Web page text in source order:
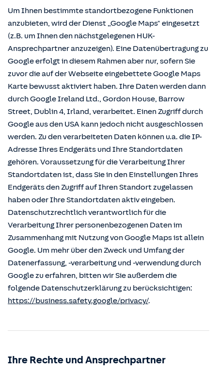
Um Ihnen bestimmte standortbezogene Funktionen
anzubieten, wird der Dienst „Google Maps" eingesetzt
(z.B. um Ihnen den nächstgelegenen HUK-
Ansprechpartner anzuzeigen). Eine Datenübertragung zu
Google erfolgt in diesem Rahmen aber nur, sofern Sie
zuvor die auf der Webseite eingebettete Google Maps
Karte bewusst aktiviert haben. Ihre Daten werden dann
durch Google Ireland Ltd., Gordon House, Barrow
Street, Dublin 4, Irland, verarbeitet. Einen Zugriff durch
Google aus den USA kann jedoch nicht ausgeschlossen
werden. Zu den verarbeiteten Daten können u.a. die IP-
Adresse Ihres Endgeräts und Ihre Standortdaten
gehören. Voraussetzung für die Verarbeitung Ihrer
Standortdaten ist, dass Sie in den Einstellungen Ihres
Endgeräts den Zugriff auf Ihren Standort zugelassen
haben oder Ihre Standortdaten aktiv eingeben.
Datenschutzrechtlich verantwortlich für die
Verarbeitung Ihrer personenbezogenen Daten im
Zusammenhang mit Nutzung von Google Maps ist allein
Google. Um mehr über den Zweck und Umfang der
Datenerfassung, -verarbeitung und -verwendung durch
Google zu erfahren, bitten wir Sie außerdem die
folgende Datenschutzerklärung zu berücksichtigen:
https://business.safety.google/privacy/.
Ihre Rechte und Ansprechpartner